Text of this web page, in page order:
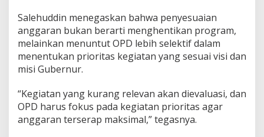
u
s
p
a
d
r
o
g
r
Salehuddin menegaskan bahwa penyesuaian
anggaran bukan berarti menghentikan program,
melainkan menuntut OPD lebih selektif dalam
menentukan prioritas kegiatan yang sesuai visi dan
misi Gubernur.
“Kegiatan yang kurang relevan akan dievaluasi, dan
OPD harus fokus pada kegiatan prioritas agar
anggaran terserap maksimal,” tegasnya.